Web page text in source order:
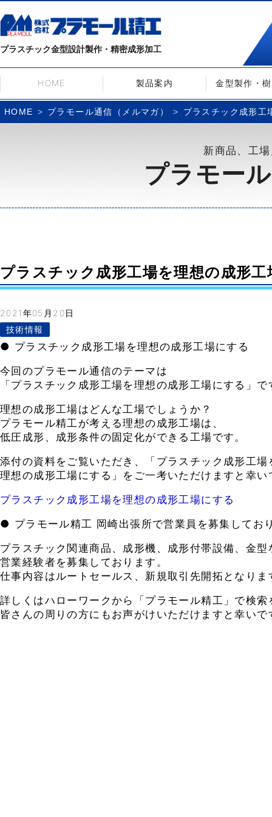
プラスチック金型設計製作・精密成形加工
HOME 製品案内 金型製作・
HOME プラモール通信（メルマガ） プラスチック成形
新商品、工
プラモー
プラスチック成形工場を理想の成形
2021年05月20日
技術情報
● プラスチック成形工場を理想の成形工場にする
今回のプラモール通信のテーマは
「プラスチック成形工場を理想の成形工場にする」で
理想の成形工場はどんな工場でしょうか？
プラモール精工が考える理想の成形工場は、
低圧成形、成形条件の固定化ができる工場です。
添付の資料をご覧いただき、「プラスチック成形工場
理想の成形工場にする」をご一考いただけますと幸い
プラスチック成形工場を理想の成形工場にする
● プラモール精工 岡崎出張所で営業員を募集してお
プラスチック関連商品、成形機、成形付帯設備、金型
営業経験者を募集しております。
仕事内容はルートセールス、新規取引先開拓となりま
詳しくはハローワークから「プラモール精工」で検
皆さんの周りの方にもお声がけいただけますと幸いで